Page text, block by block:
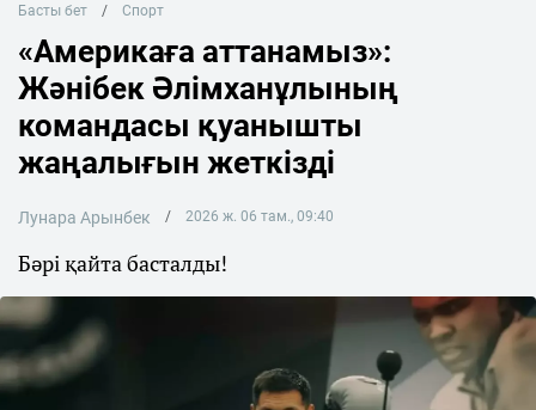
Басты бет Спорт
«Америкаға аттанамыз»:
Жәнібек Әлімханұлының
командасы қуанышты
жаңалығын жеткізді
Лунара Арынбек 2026 ж. 06 там., 09:40
Бәрі қайта басталды!